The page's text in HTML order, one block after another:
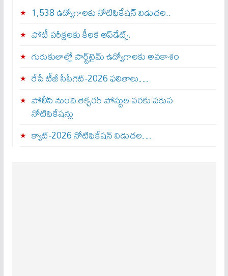
1,538 ఉద్యోగాలకు నోటిఫికేషన్ విడుదల..
పోటీ పరీక్షలకు కీలక అప్‌డేట్స్.
గురుకులాల్లో పార్ట్‌టైమ్ ఉద్యోగాలకు అవకాశం
రేపే టీజీ సీపీగెట్‌-2026 ఫలితాలు…
పోలీస్ నుంచి లెక్చరర్ పోస్టుల వరకు వరుస
నోటిఫికేషన్లు
క్యాట్-2026 నోటిఫికేషన్ విడుదల…